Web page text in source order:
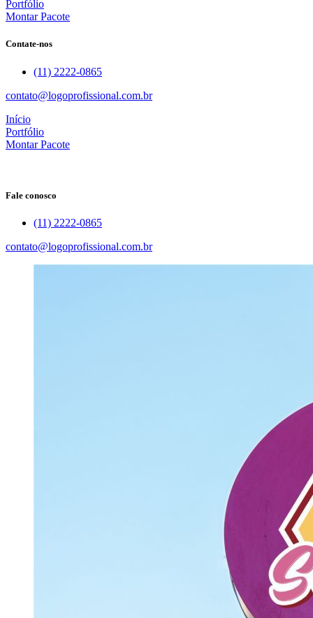
Portfólio
Montar Pacote
Contate-nos
(11) 2222-0865
contato@logoprofissional.com.br
Início
Portfólio
Montar Pacote
Fale conosco
(11) 2222-0865
contato@logoprofissional.com.br